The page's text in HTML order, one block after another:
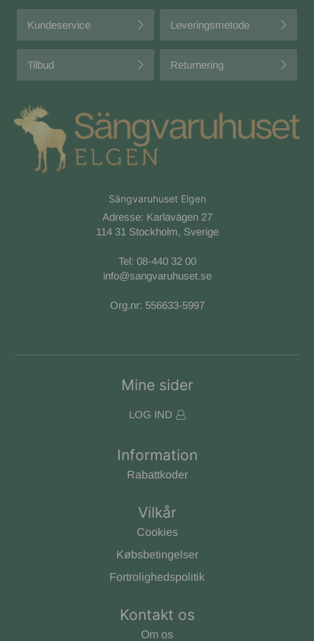
Kundeservice Leveringsmetode
Tilbud Returnering
Sängvaruhuset Elgen
Adresse: Karlavägen 27
114 31 Stockholm, Sverige
Tel: 08-440 32 00
info@sangvaruhuset.se
Org.nr: 556633-5997
Mine sider
LOG IND
Information
Rabattkoder
Vilkår
Cookies
Købsbetingelser
Fortrolighedspolitik
Kontakt os
Om os